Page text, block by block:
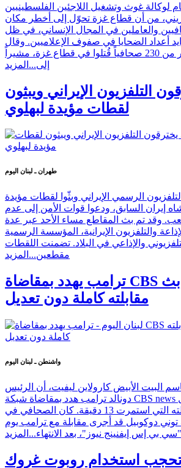
لوكالة غوث وتشغيل اللاجئين الفلسطينيين
من أن قطاع غزة تحوّل إلى أخطر مكان
والعاملين في المجال الإنساني، في ظل
أعداد الضحايا في صفوف الإعلاميين. وقال
لازاريني إن أكثر من 230 صحافياً قُتلوا في قطاع غزة، مشيراً
إلى... المزيد
التلفزيون الإيراني ويبثون
لقطات مؤيدة لبهلوي
طهران ـ لبنان اليوم
الرسمي الإيراني وبثّوا لقطات مؤيدة
إيران السابق، ودعوا قوات الأمن إلى عدم
وقد تم بث المقاطع مساء الأحد عبر عدة
والتلفزيون الإيرانية، المؤسسة الرسمية
والإذاعي في البلاد. تضمنت اللقطات
مقطعين... المزيد
ترامب يهدد بمقاضاة CBS في حال عدم بث
مقابلته كاملة دون تعديل
واشنطن ـ لبنان اليوم
البيت الأبيض كارولاين ليفيت، أن الرئيس
دونالد ترامب هدد بمقاضاة شبكة CBS news إن أقدمت على تعديل
أو اختصار مقابلته التي استمرت 13 دقيقة. كان الصحافي في
توني دوكوبيل قد أجرى مقابلة مع ترامب يوم
"سي بي إس إيفنينج نيوز"، بعد الانتهاء... المزيد
استخدام روبوت غروك